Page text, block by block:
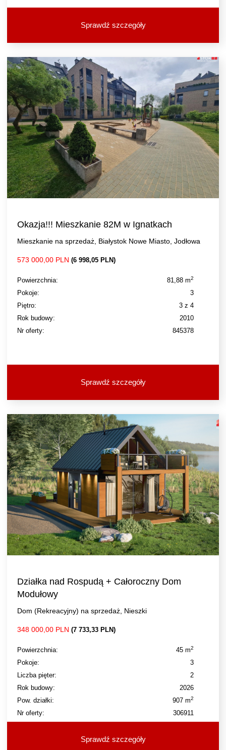
Sprawdź szczegóły
Okazja!!! Mieszkanie 82M w Ignatkach
Mieszkanie na sprzedaż, Białystok Nowe Miasto, Jodłowa
573 000,00 PLN (6 998,05 PLN)
Powierzchnia: 81,88 m2
Pokoje:
3
Piętro:
3 z 4
Rok budowy:
2010
Nr oferty:
845378
Sprawdź szczegóły
Działka nad Rospudą + Całoroczny Dom
Modułowy
Dom (Rekreacyjny) na sprzedaż, Nieszki
348 000,00 PLN (7 733,33 PLN)
Powierzchnia: 45 m2
Pokoje:
3
Liczba pięter:
2
Rok budowy:
2026
Pow. działki:
907 m2
Nr oferty: 306911
Sprawdź szczegóły